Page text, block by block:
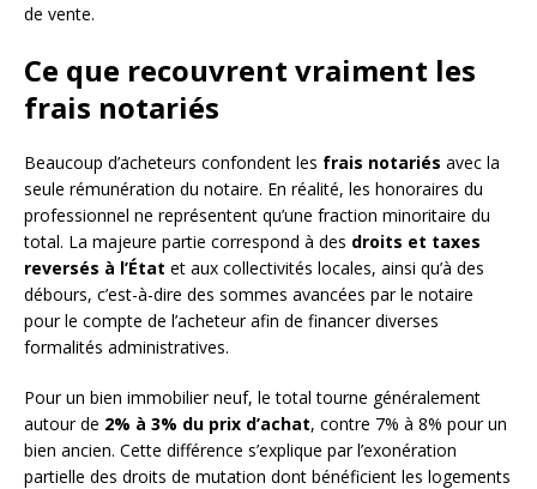
de vente.
Ce que recouvrent vraiment les
frais notariés
Beaucoup d’acheteurs confondent les frais notariés avec la
seule rémunération du notaire. En réalité, les honoraires du
professionnel ne représentent qu’une fraction minoritaire du
total. La majeure partie correspond à des droits et taxes
reversés à l’État et aux collectivités locales, ainsi qu’à des
débours, c’est-à-dire des sommes avancées par le notaire
pour le compte de l’acheteur afin de financer diverses
formalités administratives.
Pour un bien immobilier neuf, le total tourne généralement
autour de 2% à 3% du prix d’achat, contre 7% à 8% pour un
bien ancien. Cette différence s’explique par l’exonération
partielle des droits de mutation dont bénéficient les logements